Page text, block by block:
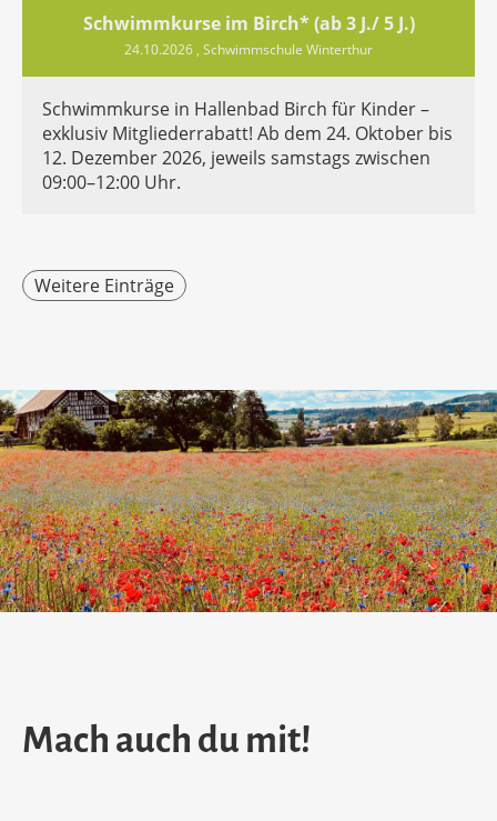
Schwimmkurse im Birch* (ab 3 J./ 5 J.)
24.10.2026 , Schwimmschule Winterthur
Schwimmkurse in Hallenbad Birch für Kinder –
exklusiv Mitgliederrabatt! Ab dem 24. Oktober bis
12. Dezember 2026, jeweils samstags zwischen
09:00–12:00 Uhr.
Weitere Einträge
Mach auch du mit!